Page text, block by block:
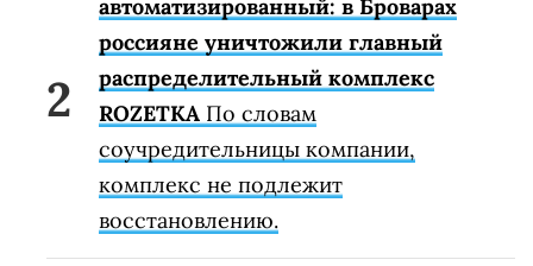
автоматизированный: в Броварах
россияне уничтожили главный
распределительный комплекс
ROZETKA По словам
соучредительницы компании,
комплекс не подлежит
восстановлению.